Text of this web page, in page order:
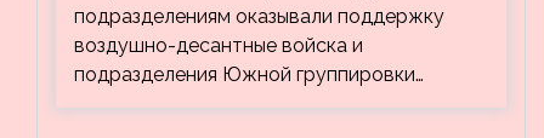
подразделениям оказывали поддержку
воздушно-десантные войска и
подразделения Южной группировки…